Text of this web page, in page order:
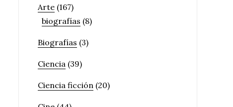
Arte (167)
biografías (8)
Biografías (3)
Ciencia (39)
Ciencia ficción (20)